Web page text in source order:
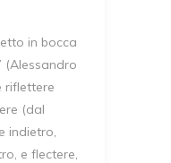
in bocca
(Alessandro
riflettere
(dal
indietro,
e flectere,